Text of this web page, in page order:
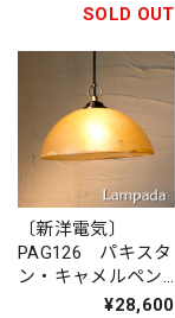
SOLD OUT
〔新洋電気〕
PAG126 パキスタ
ン・キャメルペン
ダントライト¥28,600